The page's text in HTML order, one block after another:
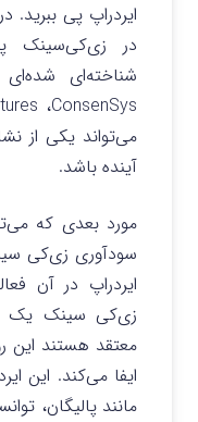
ایردراپ پی ببرید.
در زی‌کی‌سینک
می‌تواند یکی از
آینده باشد.
مورد بعدی که
سودآوری زی‌کی
ایردراپ در آن
معتقد هستند این
ایفا می‌کند. این
مانند پالیگان،